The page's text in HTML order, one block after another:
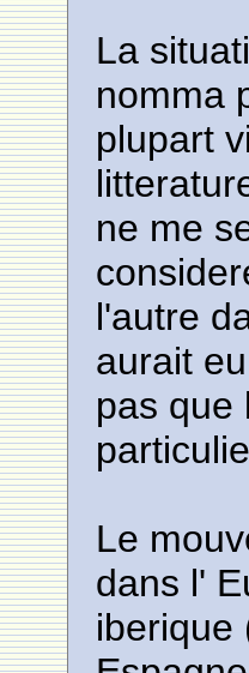
La
nomma
plupart
ne me
l'autre
aurait
pas que
Le
dans l'
iberique